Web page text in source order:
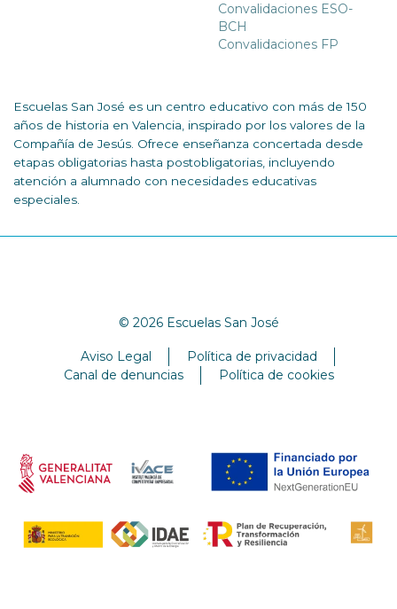
Convalidaciones ESO-
BCH
Convalidaciones FP
Escuelas San José es un centro educativo con más de 150
años de historia en Valencia, inspirado por los valores de la
Compañía de Jesús. Ofrece enseñanza concertada desde
etapas obligatorias hasta postobligatorias, incluyendo
atención a alumnado con necesidades educativas
especiales.
© 2026 Escuelas San José
Aviso Legal
Política de privacidad
Canal de denuncias
Política de cookies